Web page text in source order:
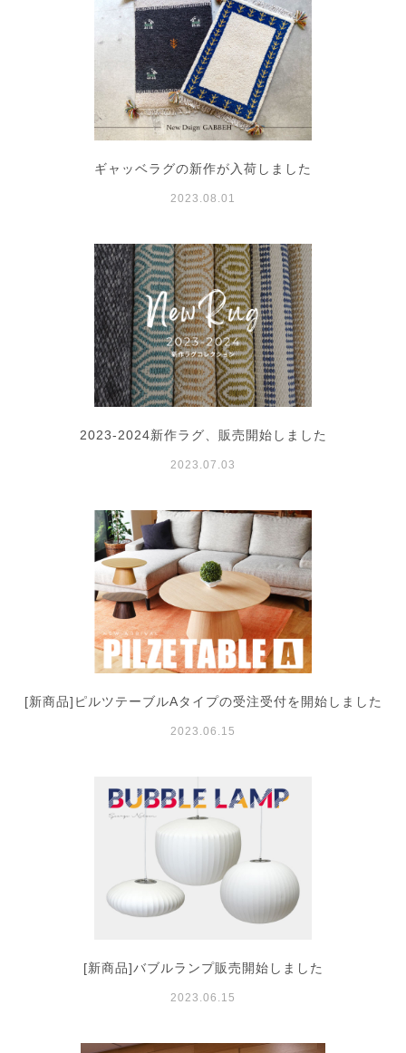
ギャッベラグの新作が入荷しました
2023.08.01
2023-2024新作ラグ、販売開始しました
2023.07.03
[新商品]ピルツテーブルAタイプの受注受付を開始しました
2023.06.15
[新商品]バブルランプ販売開始しました
2023.06.15